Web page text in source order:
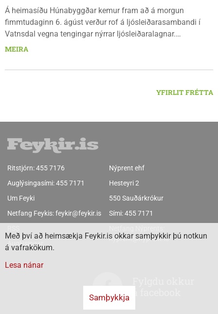
Á heimasíðu Húnabyggðar kemur fram að á morgun
fimmtudaginn 6. ágúst verður rof á ljósleiðarasambandi í
Vatnsdal vegna tengingar nýrrar ljósleiðaralagnar.
Ljósleiðarasambandið verður rofið á morgun fimmtudag
MEIRA
YFIRLIT FRÉTTA
Ritstjórn:455 7176
Auglýsingasími:455 7171
Um Feyki
Netfang Feykis:feykir@feykir.is
Auglýsingar
Nýprent ehf
Hesteyri 2
550 Sauðárkrókur
Sími:455 7171
nyprent@nyprent.is
Með því að heimsækja Feykir.is okkar samþykkir þú notkun
á vafrakökum.
Lesa nánar
Samþykkja